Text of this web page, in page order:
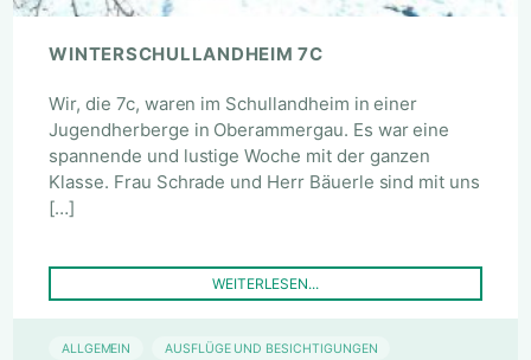
WINTERSCHULLANDHEIM 7C
Wir, die 7c, waren im Schullandheim in einer
Jugendherberge in Oberammergau. Es war eine
spannende und lustige Woche mit der ganzen
Klasse. Frau Schrade und Herr Bäuerle sind mit uns
[…]
WEITERLESEN...
ALLGEMEIN AUSFLÜGE UND BESICHTIGUNGEN